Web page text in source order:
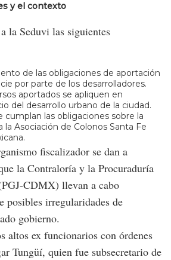
y el contexto
la Seduvi las siguientes
de las obligaciones de aportación
por parte de los desarrolladores.
aportados se apliquen en
del desarrollo urbano de la ciudad.
cumplan las obligaciones sobre la
Asociación de Colonos Santa Fe
fiscalizador se dan a
la Contraloría y la Procuraduría
CDMX) llevan a cabo
posibles irregularidades de
gobierno.
altos ex funcionarios con órdenes
Tungüí, quien fue subsecretario de